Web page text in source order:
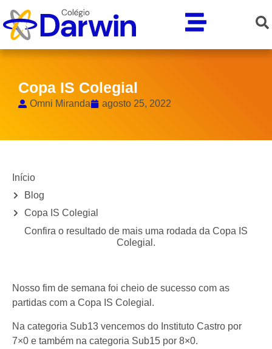
Copa IS Colegial
Omni Miranda agosto 25, 2022
Início
Blog
Copa IS Colegial
Confira o resultado de mais uma rodada da Copa IS
Colegial.
Nosso fim de semana foi cheio de sucesso com as
partidas com a Copa IS Colegial.
Na categoria Sub13 vencemos do Instituto Castro por
7×0 e também na categoria Sub15 por 8×0.